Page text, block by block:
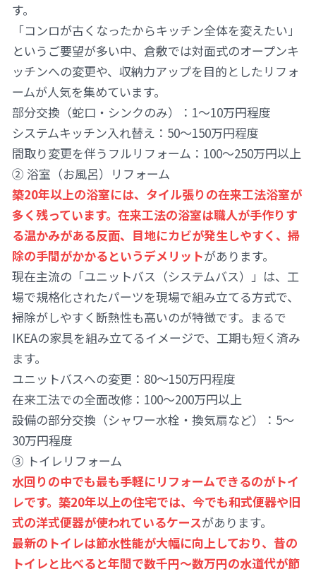
す。
「コンロが古くなったからキッチン全体を変えたい」
というご要望が多い中、倉敷では対面式のオープンキ
ッチンへの変更や、収納力アップを目的としたリフォ
ームが人気を集めています。
部分交換（蛇口・シンクのみ）：1〜10万円程度
システムキッチン入れ替え：50〜150万円程度
間取り変更を伴うフルリフォーム：100〜250万円以上
② 浴室（お風呂）リフォーム
築20年以上の浴室には、タイル張りの在来工法浴室が
多く残っています。在来工法の浴室は職人が手作りす
る温かみがある反面、目地にカビが発生しやすく、掃
除の手間がかかるというデメリットがあります。
現在主流の「ユニットバス（システムバス）」は、工
場で規格化されたパーツを現場で組み立てる方式で、
掃除がしやすく断熱性も高いのが特徴です。まるで
IKEAの家具を組み立てるイメージで、工期も短く済み
ます。
ユニットバスへの変更：80〜150万円程度
在来工法での全面改修：100〜200万円以上
設備の部分交換（シャワー水栓・換気扇など）：5〜
30万円程度
③ トイレリフォーム
水回りの中でも最も手軽にリフォームできるのがトイ
レです。築20年以上の住宅では、今でも和式便器や旧
式の洋式便器が使われているケースがあります。
最新のトイレは節水性能が大幅に向上しており、昔の
トイレと比べると年間で数千円〜数万円の水道代が節